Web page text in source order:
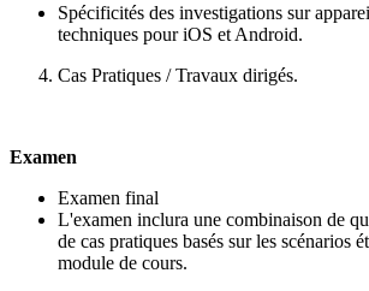
Spécificités des investigations sur
techniques pour iOS et Android.
Cas Pratiques / Travaux dirigés.
Examen
Examen final
L'examen inclura une combinaison de
de cas pratiques basés sur les scénarios
module de cours.